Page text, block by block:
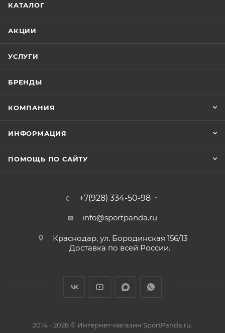
КАТАЛОГ
АКЦИИ
УСЛУГИ
БРЕНДЫ
КОМПАНИЯ
ИНФОРМАЦИЯ
ПОМОЩЬ ПО САЙТУ
+7(928) 334-50-98
info@sportpanda.ru
Краснодар, ул. Бородинская 156/13
Доставка по всей России.
2014 - 2026 © Интернет-магазин SportPanda.ru.